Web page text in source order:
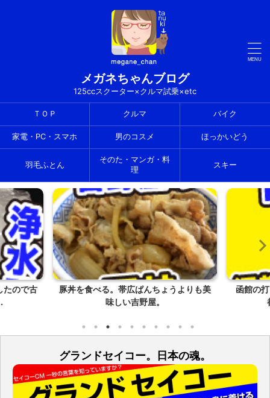
メガネちゃんブログ
125ccスクーター×クルマ試乗×etc
ＴＯＰ クルマ バイク
家電・PC・スマホ 男のコスメ ほっかいどう
羽毛ふとん
そのた・マンガ・料
理
スキー
たので古
豚丼を食べる。帯広ぱんちょうよりも美
味しい吉野屋。
函館の
グランドセイコー。日本の魂。